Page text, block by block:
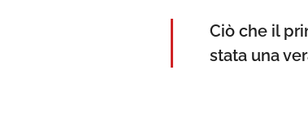
Ciò che il
stata una